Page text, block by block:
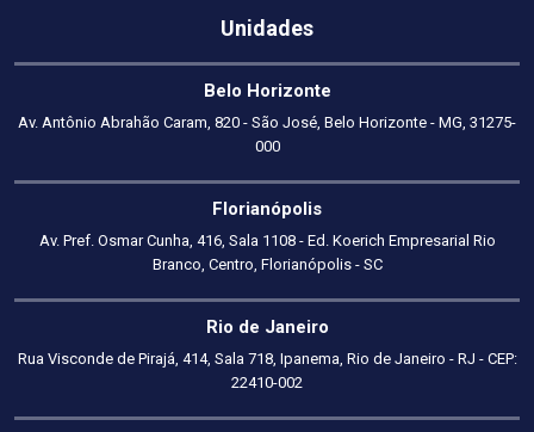
Unidades
Belo Horizonte
Av. Antônio Abrahão Caram, 820 - São José, Belo Horizonte - MG, 31275-
000
Florianópolis
Av. Pref. Osmar Cunha, 416, Sala 1108 - Ed. Koerich Empresarial Rio
Branco, Centro, Florianópolis - SC
Rio de Janeiro
Rua Visconde de Pirajá, 414, Sala 718, Ipanema, Rio de Janeiro - RJ - CEP:
22410-002